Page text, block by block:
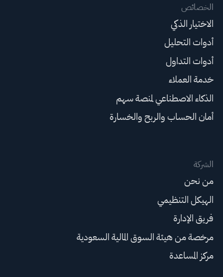
الخصائص
الاختيار الذكي
أدوات التحليل
أدوات التداول
خدمة العملاء
الذكاء الاصطناعي لمنصة سهم
أمان الحساب والربح والخسارة
الشركة
من نحن
الهيكل التنظيمي
فريق الإدارة
مرخصة من هيئة السوق المالية السعودية
مركز المساعدة